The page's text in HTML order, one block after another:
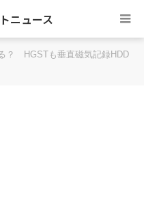
ニュース
？ HGSTも垂直磁気記録HDD